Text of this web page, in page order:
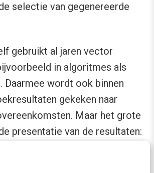
selectie van gegenereerde
gebruikt al jaren vector
in algoritmes als
Daarmee wordt ook binnen
gekeken naar
Maar het grote
presentatie van de resultaten:
een LLM één antwoord